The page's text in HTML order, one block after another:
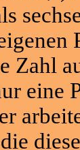
Zahl
eine